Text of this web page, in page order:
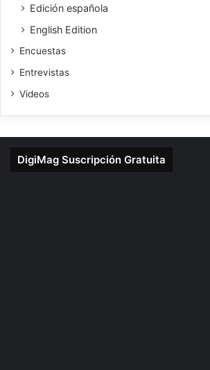
Edición española
English Edition
Encuestas
Entrevistas
Videos
DigiMag Suscripción Gratuita